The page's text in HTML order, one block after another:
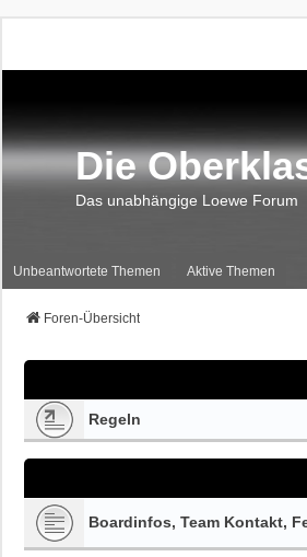
Die
Das unabhängige Loewe Forum
Unbeantwortete Themen Aktive Themen
Foren-Übersicht
Regeln
Boardinfos, Team Kontakt,